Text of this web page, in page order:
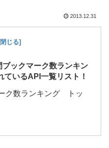
2013.12.31
ックマーク数ランキン
ているAPI一覧リスト！
ク数ランキング トッ